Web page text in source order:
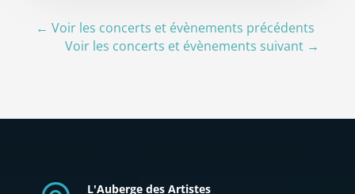
← Voir les concerts et évènements précédents
Voir les concerts et évènements suivant →
L'Auberge des Artistes